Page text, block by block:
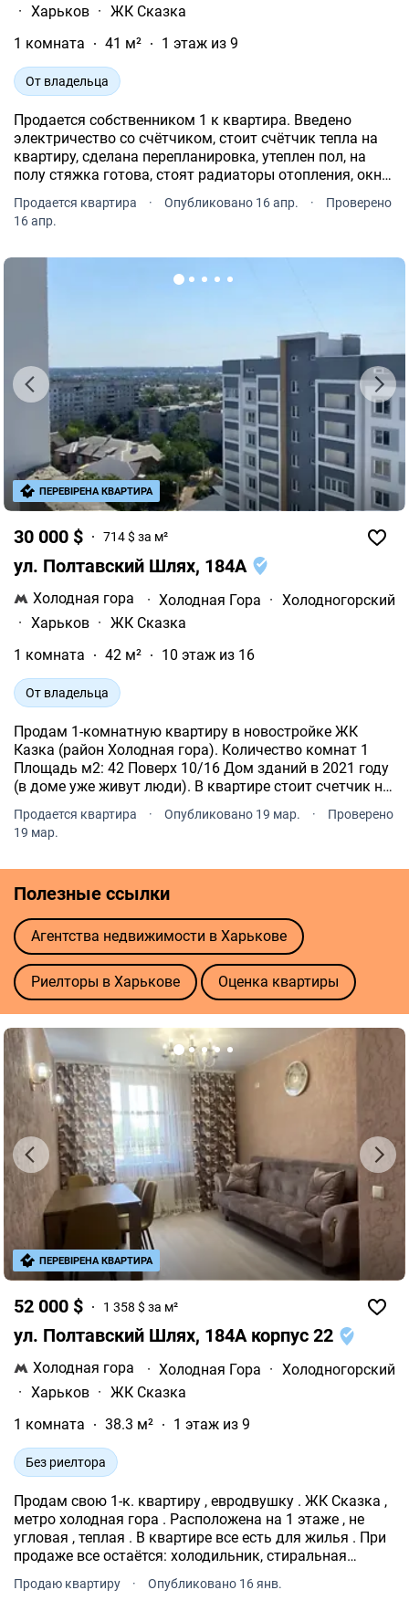
· Харьков · ЖК Сказка
1 комната
41 м² 1 этаж из 9
От владельца
Продается собственником 1 к квартира. Введено
электричество со счётчиком, стоит счётчик тепла на
квартиру, сделана перепланировка, утеплен пол, на
полу стяжка готова, стоят радиаторы отопления, окна,
Продается квартира · Опубликовано 16 апр. ·
Проверено
16 апр.
30 000 $ 714 $ за м²
ул. Полтавский Шлях, 184А
Холодная гора · Холодная Гора · Холодногорский
· Харьков · ЖК Сказка
1 комната
42 м² 10 этаж из 16
От владельца
Продам 1-комнатную квартиру в новостройке ЖК
Казка (район Холодная гора). Количество комнат 1
Площадь м2: 42 Поверх 10/16 Дом зданий в 2021 году
(в доме уже живут люди). В квартире стоит счетчик на
Продается квартира · Опубликовано 19 мар. ·
Проверено
19 мар.
ПЕРЕВІРЕНА КВАРТИРА
Полезные ссылки
Агентства недвижимости в Харькове
Риелторы в Харькове Оценка квартиры
52 000 $ 1 358 $ за м²
ул. Полтавский Шлях, 184А корпус 22
Холодная гора · Холодная Гора · Холодногорский
· Харьков · ЖК Сказка
1 комната
38.3 м² 1 этаж из 9
Без риелтора
Продам свою 1-к. квартиру , евродвушку . ЖК Сказка ,
метро холодная гора . Расположена на 1 этаже , не
угловая , теплая . В квартире все есть для жилья . При
продаже все остаётся: холодильник, стиральная
машинка, боллер, кровать , шкаф , диван , стол со
стульями. Лоджия застекленная, свободная .
Продаю квартиру · Опубликовано 16 янв.
ПЕРЕВІРЕНА КВАРТИРА